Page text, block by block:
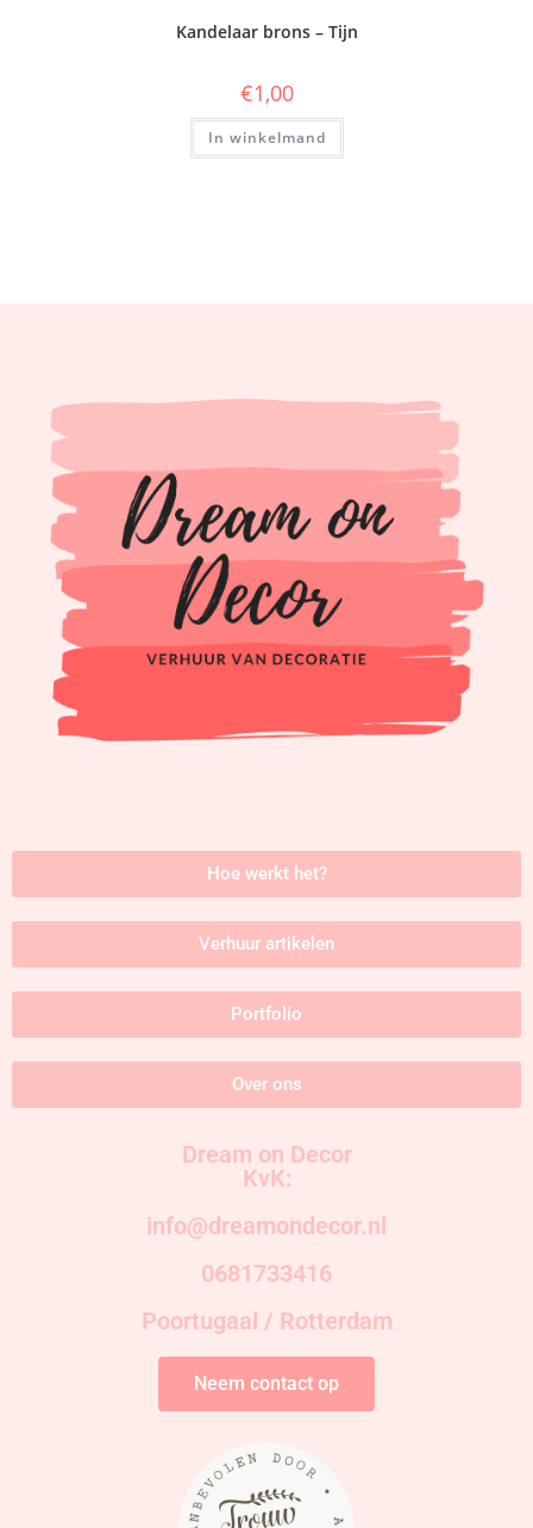
Kandelaar brons – Tijn
€1,00
In winkelmand
Hoe werkt het?
Verhuur artikelen
Portfolio
Over ons
Dream on Decor
KvK:
info@dreamondecor.nl
0681733416
Poortugaal / Rotterdam
Neem contact op